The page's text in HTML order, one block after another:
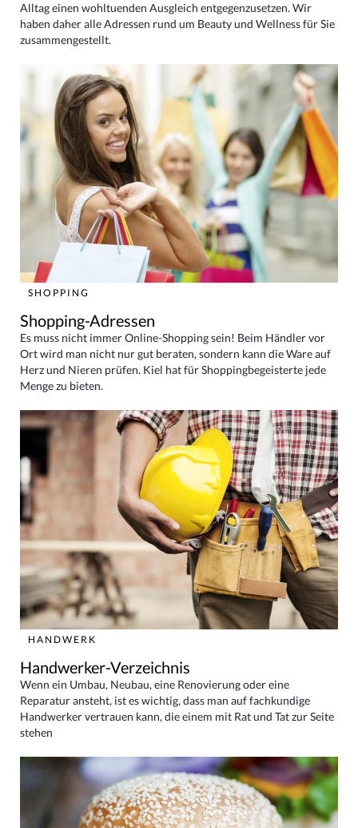
Alltag einen wohltuenden Ausgleich entgegenzusetzen. Wir
haben daher alle Adressen rund um Beauty und Wellness für Sie
zusammengestellt.
SHOPPING
Shopping-Adressen
Es muss nicht immer Online-Shopping sein! Beim Händler vor
Ort wird man nicht nur gut beraten, sondern kann die Ware auf
Herz und Nieren prüfen. Kiel hat für Shoppingbegeisterte jede
Menge zu bieten.
HANDWERK
Handwerker-Verzeichnis
Wenn ein Umbau, Neubau, eine Renovierung oder eine
Reparatur ansteht, ist es wichtig, dass man auf fachkundige
Handwerker vertrauen kann, die einem mit Rat und Tat zur Seite
stehen